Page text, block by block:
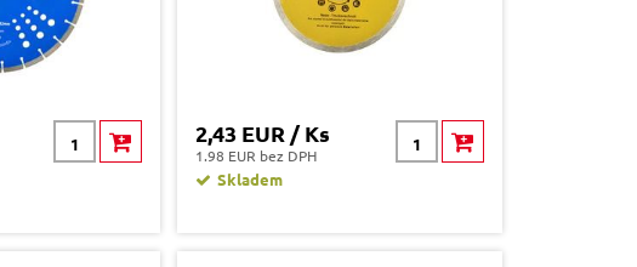
2,43 EUR / Ks
1.98 EUR bez DPH
Skladem